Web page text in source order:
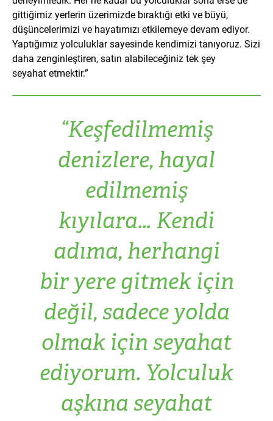
gittiğimiz yerlerin üzerimizde bıraktığı etki ve büyü,
düşüncelerimizi ve hayatımızı etkilemeye devam ediyor.
Yaptığımız yolculuklar sayesinde kendimizi tanıyoruz. Sizi
daha zenginleştiren, satın alabileceğiniz tek şey
seyahat etmektir.”
“Keşfedilmemiş
denizlere, hayal
edilmemiş
kıyılara… Kendi
adıma, herhangi
bir yere gitmek için
değil, sadece yolda
olmak için seyahat
ediyorum. Yolculuk
aşkına seyahat